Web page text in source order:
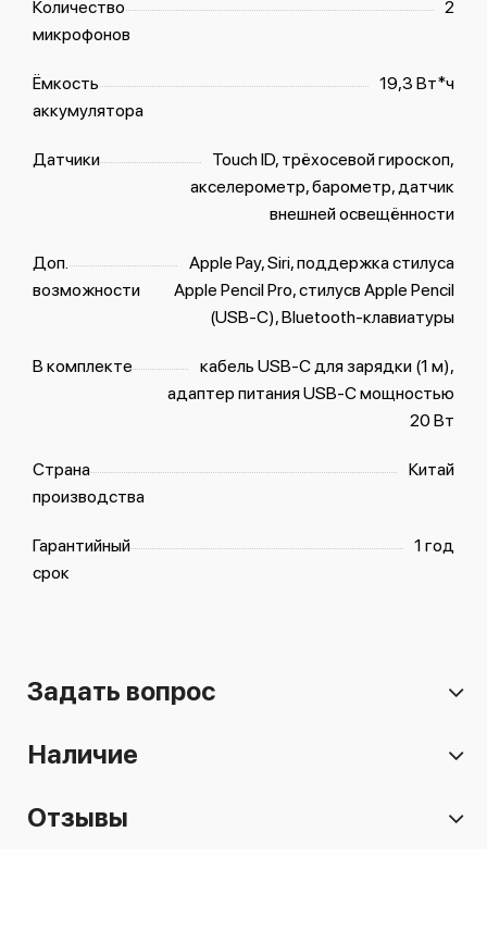
Количество
микрофонов
2
Ёмкость
аккумулятора
19,3 Вт*ч
Датчики
Touch ID, трёхосевой гироскоп,
акселерометр, барометр, датчик
внешней освещённости
Доп.
возможности
Apple Pay, Siri, поддержка стилуса
Apple Pencil Pro, стилусв Apple Pencil
(USB‑C), Bluetooth-клавиатуры
В комплекте
кабель USB‑C для зарядки (1 м),
адаптер питания USB‑C мощностью
20 Вт
Страна
производства
Китай
Гарантийный
срок
1 год
Задать вопрос
Наличие
Отзывы